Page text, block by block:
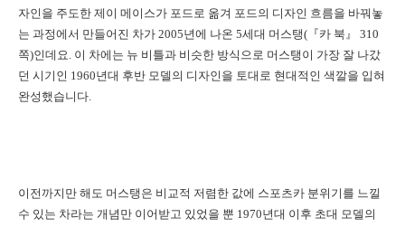
자인을 주도한 제이 메이스가 포드로 옮겨 포드의 디자인 흐름을 바꿔놓
는 과정에서 만들어진 차가 2005년에 나온 5세대 머스탱(『카 북』 310
쪽)인데요. 이 차에는 뉴 비틀과 비슷한 방식으로 머스탱이 가장 잘 나갔
던 시기인 1960년대 후반 모델의 디자인을 토대로 현대적인 색깔을 입혀
완성했습니다.
이전까지만 해도 머스탱은 비교적 저렴한 값에 스포츠카 분위기를 느낄
수 있는 차라는 개념만 이어받고 있었을 뿐 1970년대 이후 초대 모델의